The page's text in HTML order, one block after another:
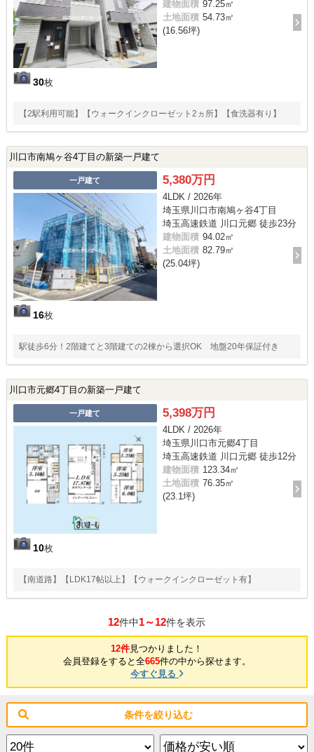
30枚
建物面積 97.25㎡
土地面積 54.73㎡
(16.56坪)
【2駅利用可能】【ウォークインクローゼット2ヵ所】【食洗器有り】
川口市南鳩ヶ谷4丁目の新築一戸建て
一戸建て
16枚
5,380万円
4LDK / 2026年
埼玉県川口市南鳩ヶ谷4丁目
埼玉高速鉄道 川口元郷 徒歩23分
建物面積 94.02㎡
土地面積 82.79㎡
(25.04坪)
駅徒歩6分！2階建てと3階建ての2棟から選択OK 地盤20年保証付き
川口市元郷4丁目の新築一戸建て
一戸建て
10枚
5,398万円
4LDK / 2026年
埼玉県川口市元郷4丁目
埼玉高速鉄道 川口元郷 徒歩12分
建物面積 123.34㎡
土地面積 76.35㎡
(23.1坪)
【南道路】【LDK17帖以上】【ウォークインクローゼット有】
12件中1～12件を表示
12件見つかりました！
会員登録をすると全665件の中から探せます。
今すぐ見る
条件を絞り込む